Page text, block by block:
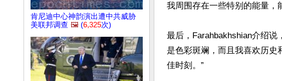
肯尼迪中心神韵演出遭中共威胁
美联邦调查 🖼️ (6,325次)
我周围存在一些特别的能量，
最后，Farahbakhshian介绍
是色彩斑斓，而且我喜欢历史
佳时刻。”